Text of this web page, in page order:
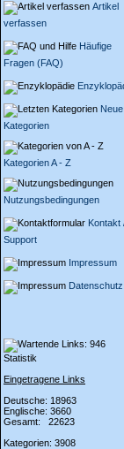
Artikel
verfassen
Häufige
Fragen (FAQ)
Neue
Kategorien
Kategorien A - Z
Nutzungsbedingungen
Kontakt
Support
Impressum
Datenschutz
Statistik
Eingetragene Links
Deutsche: 18963
Englische: 3660
Gesamt: 22623
Kategorien: 3908